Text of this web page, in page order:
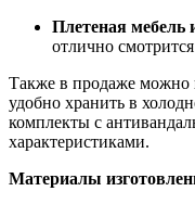
Плетеная мебель
отлично
Также в продаже можно
удобно хранить в
комплекты с
характеристиками.
Материалы